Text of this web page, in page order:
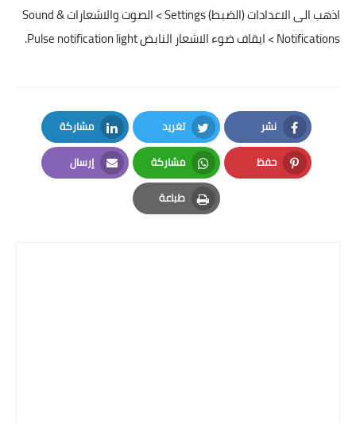
اذهب الى الاعدادات (الضبط) Settings > الصوت والاشعارات Sound &
Notifications > ايقاف ضوء الاشعار النابض Pulse notification light.
نشر
Facebook
تغريد
Twitter
مشاركة
LinkedIn
حفظ
Pinterest
مشاركة
Whatsapp
إرسال
Email
طباعة
Print